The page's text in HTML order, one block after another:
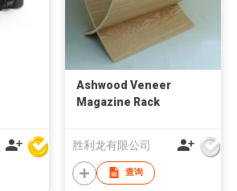
Ashwood Veneer
Magazine Rack
胜利龙有限公司
查询